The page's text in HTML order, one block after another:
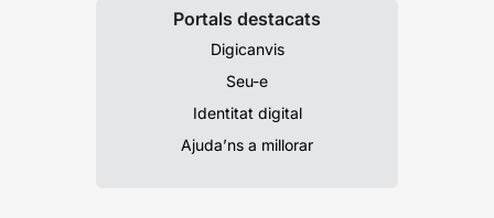
Portals destacats
Digicanvis
Seu-e
Identitat digital
Ajuda’ns a millorar